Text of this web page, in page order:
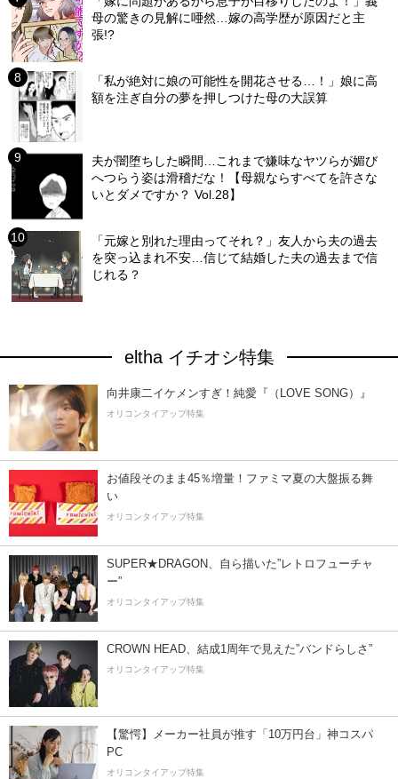
母の驚きの見解に唖然…嫁の高学歴が原因だと主
張!?
「私が絶対に娘の可能性を開花させる…！」娘に高
額を注ぎ自分の夢を押しつけた母の大誤算
夫が闇堕ちした瞬間…これまで嫌味なヤツらが媚び
へつらう姿は滑稽だな！【母親ならすべてを許さな
いとダメですか？ Vol.28】
「元嫁と別れた理由ってそれ？」友人から夫の過去
を突っ込まれ不安…信じて結婚した夫の過去まで信
じれる？
eltha イチオシ特集
向井康二イケメンすぎ！純愛『（LOVE SONG）』
オリコンタイアップ特集
お値段そのまま45％増量！ファミマ夏の大盤振る舞
い
オリコンタイアップ特集
SUPER★DRAGON、自ら描いた”レトロフューチャ
ー”
オリコンタイアップ特集
CROWN HEAD、結成1周年で見えた”バンドらしさ”
オリコンタイアップ特集
【驚愕】メーカー社員が推す「10万円台」神コスパ
PC
オリコンタイアップ特集